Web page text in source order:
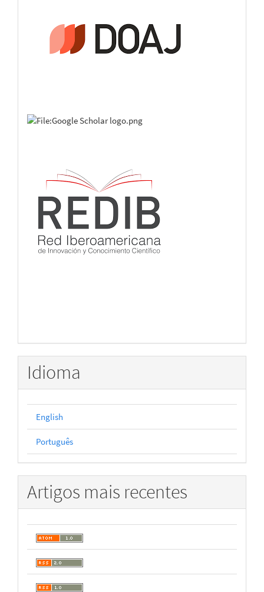
Idioma
English
Português
Artigos mais recentes